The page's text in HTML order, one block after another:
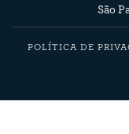
São
POLÍTICA DE